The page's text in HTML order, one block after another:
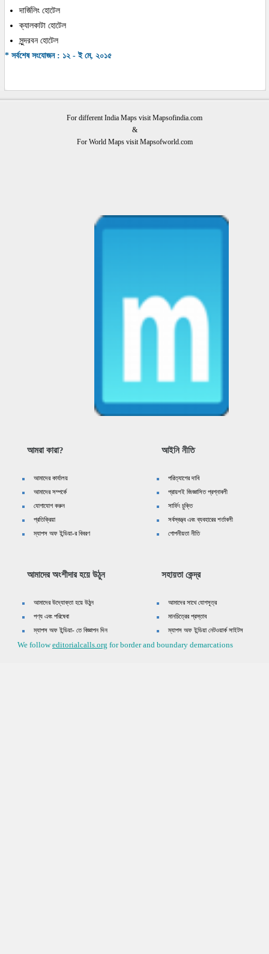
দার্জিলিং হোটেল
ক্যালকাটা হোটেল
সুন্দরবন হোটেল
* সর্বশেষ সংযোজন : ১২ - ই মে, ২০১৫
For different India Maps visit Mapsofindia.com
&
For World Maps visit Mapsofworld.com
আমরা কারা?
আমাদের কার্যালয়
আমাদের সম্পর্কে
যোগাযোগ করুন
প্রতিক্রিয়া
ম্যাপস অফ ইন্ডিয়া-র বিবরণ
আইনি নীতি
পরিত্যাগের দাবি
প্রায়শই জিজ্ঞাসিত প্রশ্নাবলী
সার্ফিং চুক্তি
সর্বস্বত্ত্ব এবং ব্যবহারের শর্তাবলী
গোপনীয়তা নীতি
আমাদের অংশীদার হয়ে উঠুন
আমাদের উদ্যোক্তা হয়ে উঠুন
পণ্য এবং পরিষেবা
ম্যাপস অফ ইন্ডিয়া- তে বিজ্ঞাপন দিন
সহায়তা কেন্দ্র
আমাদের সাথে যোগসূত্র
মানচিত্রের প্রস্তাব
ম্যাপস অফ ইন্ডিয়া নেটওয়ার্ক সাইটস
We followeditorialcalls.org for border and boundary demarcations